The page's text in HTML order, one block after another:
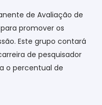
de Avaliação de
promover os
Este grupo contará
de pesquisador
o percentual de